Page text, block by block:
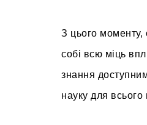
З цього моменту,
собі всю міць
знання
науку для всього